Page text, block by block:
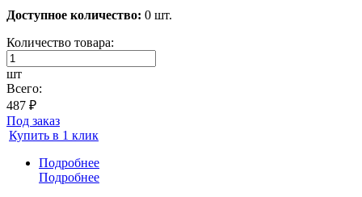
Доступное количество: 0 шт.
Количество товара:
шт
Всего:
487 ₽
Под заказ
Купить в 1 клик
Подробнее
Подробнее